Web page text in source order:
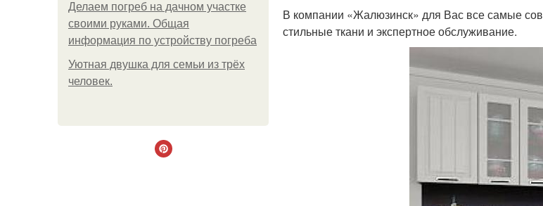
Делаем погреб на дачном участке
своими руками. Общая
информация по устройству погреба
Уютная двушка для семьи из трёх
человек.
В компании «Жалюзинск» для Вас все самые
стильные ткани и экспертное обслуживание.